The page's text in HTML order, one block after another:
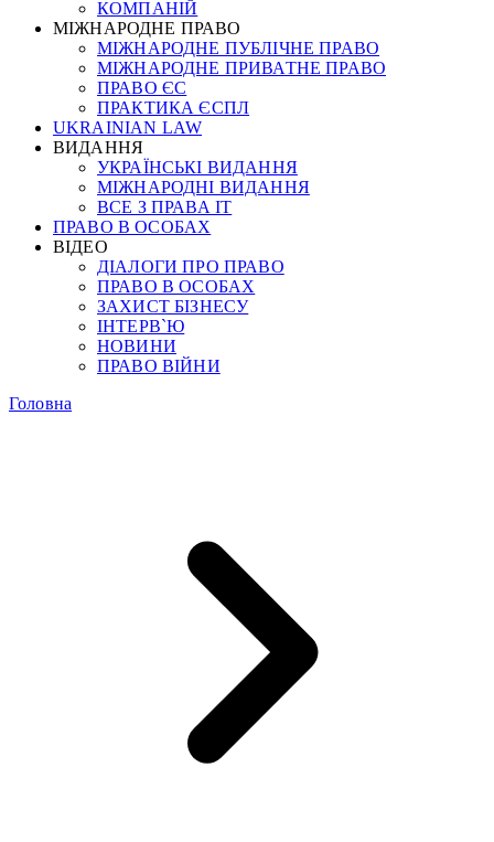
КОМПАНІЙ
МІЖНАРОДНЕ ПРАВО
МІЖНАРОДНЕ ПУБЛІЧНЕ ПРАВО
МІЖНАРОДНЕ ПРИВАТНЕ ПРАВО
ПРАВО ЄС
ПРАКТИКА ЄСПЛ
UKRAINIAN LAW
ВИДАННЯ
УКРАЇНСЬКІ ВИДАННЯ
МІЖНАРОДНІ ВИДАННЯ
ВСЕ З ПРАВА ІТ
ПРАВО В ОСОБАХ
ВІДЕО
ДІАЛОГИ ПРО ПРАВО
ПРАВО В ОСОБАХ
ЗАХИСТ БІЗНЕСУ
ІНТЕРВ`Ю
НОВИНИ
ПРАВО ВІЙНИ
Головна